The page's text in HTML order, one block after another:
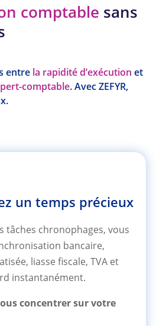
comptable sans
entre la rapidité d’exécution et
comptable. Avec ZEFYR,
un temps précieux
tâches chronophages, vous
bancaire,
liasse fiscale, TVA et
instantanément.
concentrer sur votre